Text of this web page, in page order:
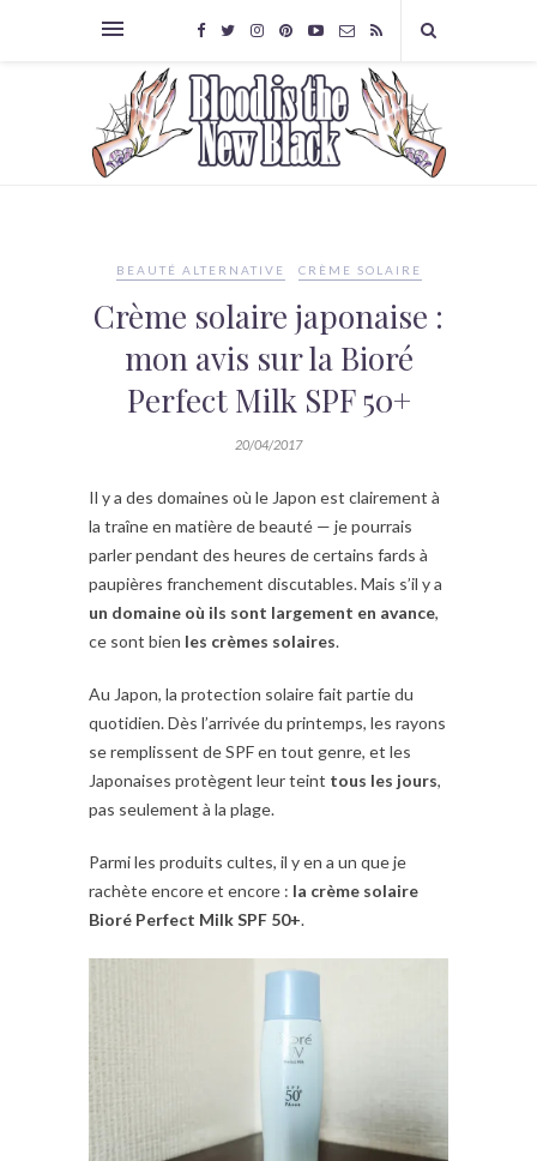
BEAUTÉ ALTERNATIVE CRÈME SOLAIRE
Crème solaire japonaise :
mon avis sur la Bioré
Perfect Milk SPF 50+
20/04/2017
Il y a des domaines où le Japon est clairement à
la traîne en matière de beauté — je pourrais
parler pendant des heures de certains fards à
paupières franchement discutables. Mais s’il y a
un domaine où ils sont largement en avance,
ce sont bien les crèmes solaires.
Au Japon, la protection solaire fait partie du
quotidien. Dès l’arrivée du printemps, les rayons
se remplissent de SPF en tout genre, et les
Japonaises protègent leur teint tous les jours,
pas seulement à la plage.
Parmi les produits cultes, il y en a un que je
rachète encore et encore : la crème solaire
Bioré Perfect Milk SPF 50+.